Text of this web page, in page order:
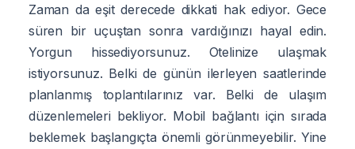
Zaman da eşit derecede dikkati hak ediyor. Gece
süren bir uçuştan sonra vardığınızı hayal edin.
Yorgun hissediyorsunuz. Otelinize ulaşmak
istiyorsunuz. Belki de günün ilerleyen saatlerinde
planlanmış toplantılarınız var. Belki de ulaşım
düzenlemeleri bekliyor. Mobil bağlantı için sırada
beklemek başlangıçta önemli görünmeyebilir. Yine